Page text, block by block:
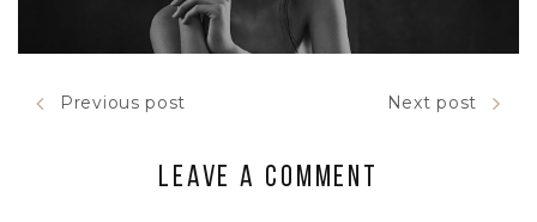
Previous post Next post
Leave a comment